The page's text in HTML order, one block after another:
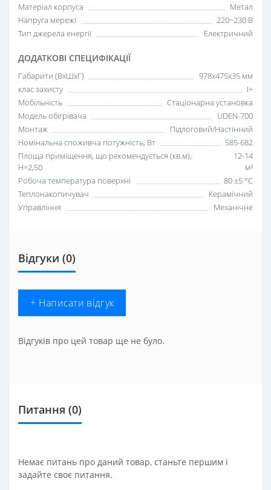
Матеріал корпуса
Метал
Напруга мережі
220~230 В
Тип джерела енергії
Електричний
ДОДАТКОВІ СПЕЦИФІКАЦІЇ
Габарити (ВхШхГ)
978х475х35 мм
клас захисту
I+
Мобільність
Стаціонарна установка
Модель обігрівача
UDEN-700
Монтаж
Підлоговий/Настінний
Номінальна споживча потужність, Вт
585-682
Площа приміщення, що рекомендується (кв.м),
H=2,50
12-14
м²
Робоча температура поверхні
80 ±5 °С
Теплонакопичувач
Керамічний
Управління
Механічне
Відгуки (0)
+ Написати відгук
Відгуків про цей товар ще не було.
Питання (0)
Немає питань про даний товар, станьте першим і
задайте своє питання.